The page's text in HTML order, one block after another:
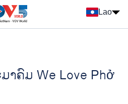
Lao
າ​ຄົມ We Love Phở